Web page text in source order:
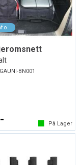
GAUNI-BN001
På Lager